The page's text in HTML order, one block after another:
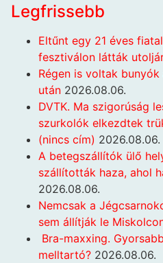
Legfrissebb
Eltűnt egy 21 éves
fesztiválon látták
Régen is voltak bunyók
után 2026.08.06.
DVTK. Ma szigorúság
szurkolók elkezdtek
(nincs cím) 2026.08.06.
A betegszállítók ülő
szállították haza, ahol
2026.08.06.
Nemcsak a
sem állítják le
Bra-maxxing.
melltartó? 2026.08.06.